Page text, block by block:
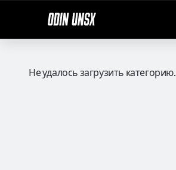
Не удалось загрузить категорию.